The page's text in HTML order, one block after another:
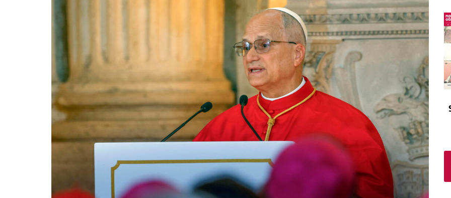
El amor en el mundo
mundo
Radio — Mundo obrero hoy
Vidas precarias
In memoriam
Tribuna
Blog Sembrando sueños,
recogiendo humanidad
Blog Mensajes guardados
La columna